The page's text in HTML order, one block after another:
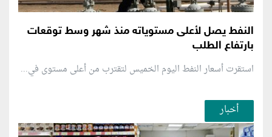
النفط يصل لأعلى مستوياته منذ شهر وسط توقعات
بارتفاع الطلب
استقرت أسعار النفط اليوم الخميس لتقترب من أعلى مستوى في...
أخبار